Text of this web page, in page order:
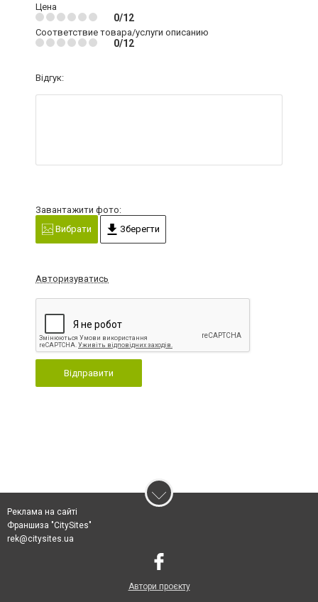
Цена
0/12
Соответствие товара/услуги описанию
0/12
Відгук:
Завантажити фото:
Вибрати
Зберегти
Авторизуватись
Відправити
Реклама на сайті
Франшиза "CitySites"
rek@citysites.ua
Автори проєкту